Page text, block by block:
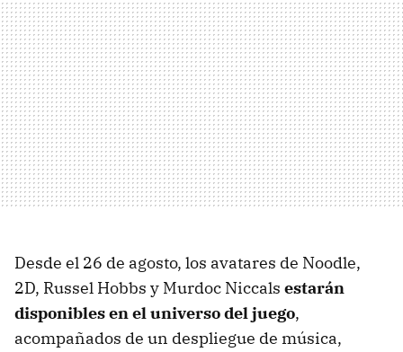
Desde el 26 de agosto, los avatares de Noodle,
2D, Russel Hobbs y Murdoc Niccals estarán
disponibles en el universo del juego,
acompañados de un despliegue de música,